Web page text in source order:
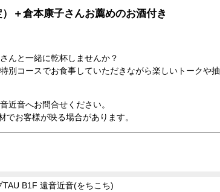
＋倉本康子さんお薦めのお酒付き
んと一緒に乾杯しませんか？
別コースでお食事していただきながら楽しいトークや抽
近音へお問合せください。
お客様が映る場合があります。
B1F 遠音近音(をちこち)